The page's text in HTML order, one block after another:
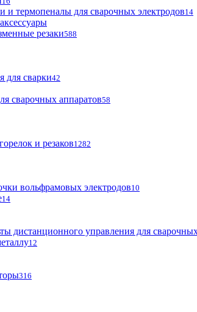
и термопеналы для сварочных электродов14
резаки588
для сварки42
сварочных аппаратов58
и резаков1282
вольфрамовых электродов10
14
дистанционного управления для
12
316